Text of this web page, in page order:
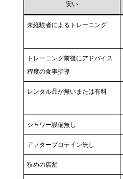
安い
未経験者によるトレーニング
トレーニング前後にアドバイス
程度の食事指導
レンタル品が無いまたは有料
シャワー設備無し
アフタープロテイン無し
狭めの店舗